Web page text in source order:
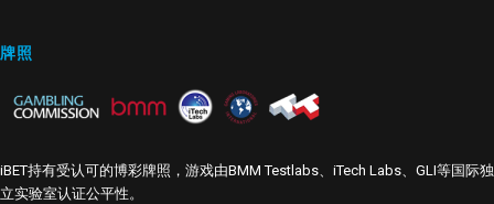
牌照
iBET持有受认可的博彩牌照，游戏由BMM Testlabs、iTech Labs、GLI等国际独
立实验室认证公平性。